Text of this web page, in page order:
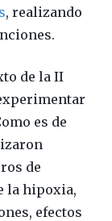
, realizando
de la II
es de
de
la hipoxia,
efectos